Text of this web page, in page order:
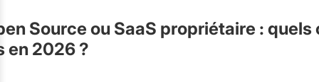
Source ou SaaS propriétaire : quels
en 2026 ?